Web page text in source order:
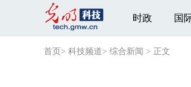
时政 国
首页 > 科技频道> 综合新闻 > 正文